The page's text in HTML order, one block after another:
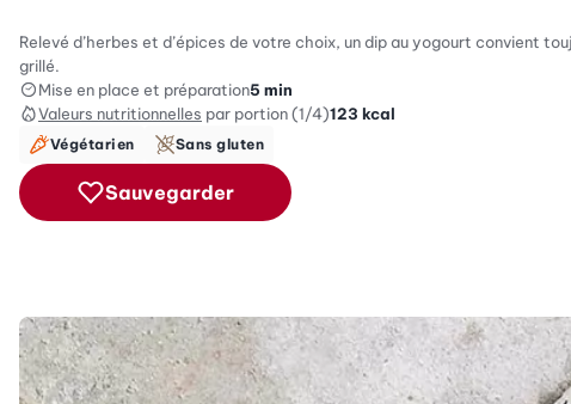
Relevé d’herbes et d’épices de votre choix, un dip au yogourt convient
grillé.
Mise en place et préparation5 min
Valeurs nutritionnelles par portion (1/4)123 kcal
Végétarien Sans gluten
Sauvegarder